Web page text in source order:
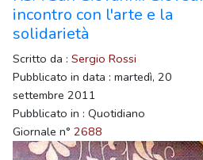
incontro con l'arte e la
solidarietà
Scritto da : Sergio Rossi
Pubblicato in data : martedì, 20
settembre 2011
Pubblicato in : Quotidiano
Giornale n° 2688